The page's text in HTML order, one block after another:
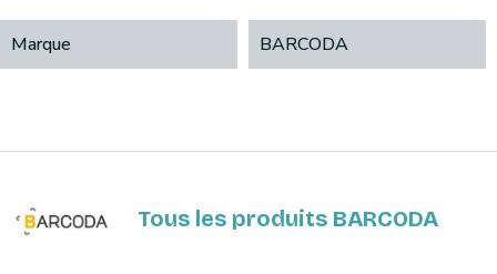
Marque BARCODA
Tous les produits BARCODA